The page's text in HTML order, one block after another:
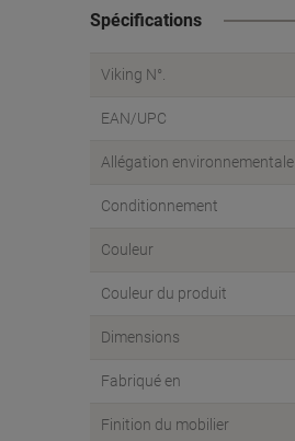
Spécifications
Viking N°.
EAN/UPC
Allégation environnementale
Conditionnement
Couleur
Couleur du produit
Dimensions
Fabriqué en
Finition du mobilier